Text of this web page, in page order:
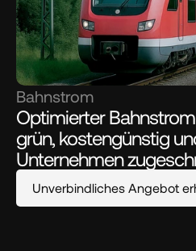
Bahnstrom
Optimierter
grün, kostengünstig
Unternehmen
Unverbindliches Angebot